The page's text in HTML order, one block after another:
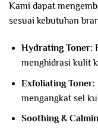
Kami dapat
sesuai kebutuhan
Hydrating Toner:
menghidrasi kulit
Exfoliating Toner:
mengangkat sel
Soothing &